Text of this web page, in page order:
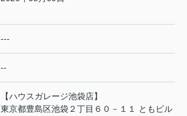
---
--
【ハウスガレージ池袋店】
東京都豊島区池袋２丁目６０－１１ ともビル